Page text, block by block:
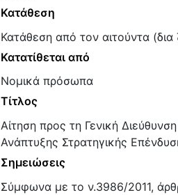
Κατάθεση
Κατάθεση από τον αιτούντα
Κατατίθεται από
Νομικά πρόσωπα
Τίτλος
Αίτηση προς τη Γενική
Ανάπτυξης Στρατηγικής
Σημειώσεις
Σύμφωνα με το ν.3986/2011,